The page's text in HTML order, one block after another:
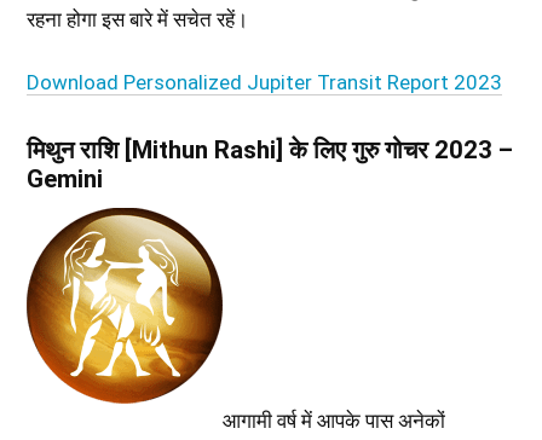
रहना होगा इस बारे में सचेत रहें।
Download Personalized Jupiter Transit Report 2023
मिथुन राशि [Mithun Rashi] के लिए गुरु गोचर 2023 –
Gemini
आगामी वर्ष में आपके पास अनेकों